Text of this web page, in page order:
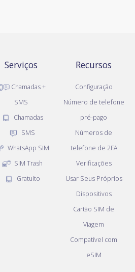
Serviços
Chamadas +
SMS
Chamadas
SMS
WhatsApp SIM
SIM Trash
Gratuito
Recursos
Configuração
Número de telefone
pré-pago
Números de
telefone de 2FA
Verificações
Usar Seus Próprios
Dispositivos
Cartão SIM de
Viagem
Compatível com
eSIM